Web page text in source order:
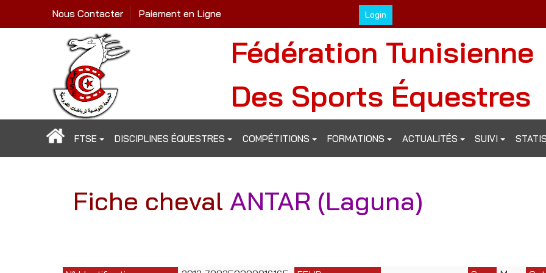
Login
Nous Contacter Paiement en Ligne
Fédération Tunisienne
Des Sports Équestres
FTSE DISCIPLINES ÉQUESTRES COMPÉTITIONS FORMATIONS ACTUALITÉS SUIVI
Fiche cheval ANTAR (Laguna)